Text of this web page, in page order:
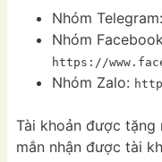
Nhóm Telegram:
Nhóm
https://
Nhóm Zalo:
Tài khoản được tặng
mắn nhận được tài